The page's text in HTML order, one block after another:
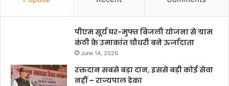
पीएम सूर्य घर-मुफ्त बिजली योजना से ग्राम
कंठी के उमाकांत चौधरी बने ऊर्जादाता
June 14, 2026
रक्तदान सबसे बड़ा दान, इससे बड़ी कोई सेवा
नहीं – राज्यपाल डेका